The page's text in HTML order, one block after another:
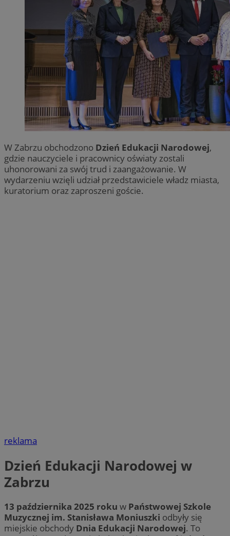
W Zabrzu obchodzono Dzień Edukacji Narodowej,
gdzie nauczyciele i pracownicy oświaty zostali
uhonorowani za swój trud i zaangażowanie. W
wydarzeniu wzięli udział przedstawiciele władz miasta,
kuratorium oraz zaproszeni goście.
reklama
Dzień Edukacji Narodowej w
Zabrzu
13 października 2025 roku w Państwowej Szkole
Muzycznej im. Stanisława Moniuszki odbyły się
miejskie obchody Dnia Edukacji Narodowej. To